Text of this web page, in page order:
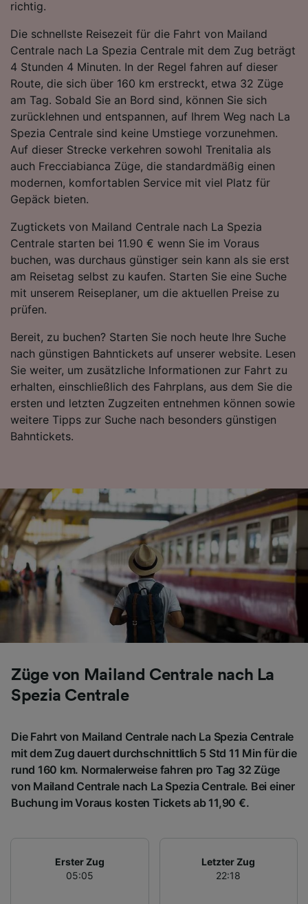
richtig.
Die schnellste Reisezeit für die Fahrt von Mailand
Centrale nach La Spezia Centrale mit dem Zug beträgt
4 Stunden 4 Minuten. In der Regel fahren auf dieser
Route, die sich über 160 km erstreckt, etwa 32 Züge
am Tag. Sobald Sie an Bord sind, können Sie sich
zurücklehnen und entspannen, auf Ihrem Weg nach La
Spezia Centrale sind keine Umstiege vorzunehmen.
Auf dieser Strecke verkehren sowohl Trenitalia als
auch Frecciabianca Züge, die standardmäßig einen
modernen, komfortablen Service mit viel Platz für
Gepäck bieten.
Zugtickets von Mailand Centrale nach La Spezia
Centrale starten bei 11.90 € wenn Sie im Voraus
buchen, was durchaus günstiger sein kann als sie erst
am Reisetag selbst zu kaufen. Starten Sie eine Suche
mit unserem Reiseplaner, um die aktuellen Preise zu
prüfen.
Bereit, zu buchen? Starten Sie noch heute Ihre Suche
nach günstigen Bahntickets auf unserer website. Lesen
Sie weiter, um zusätzliche Informationen zur Fahrt zu
erhalten, einschließlich des Fahrplans, aus dem Sie die
ersten und letzten Zugzeiten entnehmen können sowie
weitere Tipps zur Suche nach besonders günstigen
Bahntickets.
Züge von Mailand Centrale nach La
Spezia Centrale
Die Fahrt von Mailand Centrale nach La Spezia Centrale
mit dem Zug dauert durchschnittlich 5 Std 11 Min für die
rund 160 km. Normalerweise fahren pro Tag 32 Züge
von Mailand Centrale nach La Spezia Centrale. Bei einer
Buchung im Voraus kosten Tickets ab 11,90 €.
Erster Zug
05:05
Letzter Zug
22:18
Folgendes bereitzustellen:
Verwendung genauer Standortdaten.
Endgeräteeigenschaften zur Identifikation
aktiv abfragen. Speichern von oder Zugriff auf
Informationen auf einem Endgerät.
Personalisierte Werbung und Inhalte, Messung
von Werbeleistung und der Performance von
Inhalten, Zielgruppenforschung sowie
Entwicklung und Verbesserung von
Angeboten.
Liste der Partner (Lieferanten)